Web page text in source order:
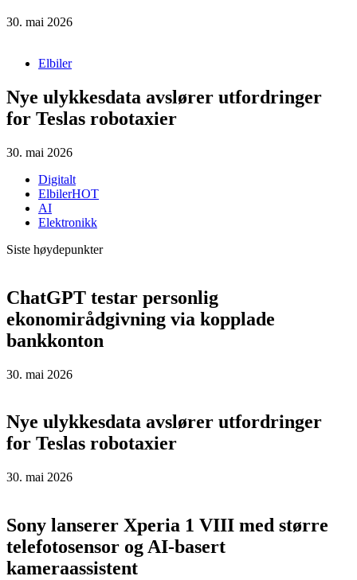
30. mai 2026
Elbiler
Nye ulykkesdata avslører utfordringer
for Teslas robotaxier
30. mai 2026
Digitalt
ElbilerHOT
AI
Elektronikk
Siste høydepunkter
ChatGPT testar personlig
ekonomirådgivning via kopplade
bankkonton
30. mai 2026
Nye ulykkesdata avslører utfordringer
for Teslas robotaxier
30. mai 2026
Sony lanserer Xperia 1 VIII med større
telefotosensor og AI-basert
kameraassistent